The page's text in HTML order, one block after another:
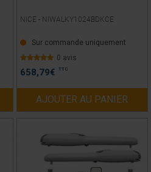
NICE - NIWALKY1024BDKCE
Sur commande uniquement
0 avis
658,79€ TTC
AJOUTER AU PANIER